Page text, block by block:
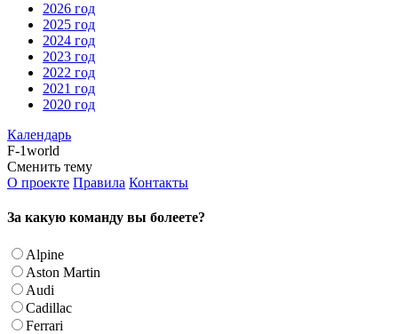
2026 год
2025 год
2024 год
2023 год
2022 год
2021 год
2020 год
Календарь
F-1world
Сменить тему
О проекте Правила Контакты
За какую команду вы болеете?
Alpine
Aston Martin
Audi
Cadillac
Ferrari